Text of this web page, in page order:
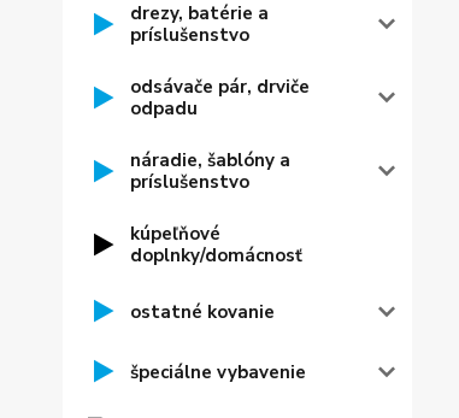
drezy, batérie a
príslušenstvo
odsávače pár, drviče
odpadu
náradie, šablóny a
príslušenstvo
kúpeľňové
doplnky/domácnosť
ostatné kovanie
špeciálne vybavenie